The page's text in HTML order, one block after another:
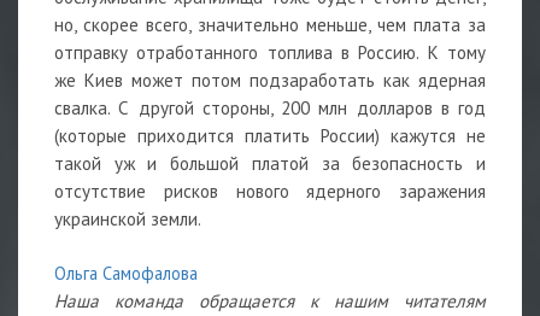
но, скорее всего, значительно меньше, чем плата за
отправку отработанного топлива в Россию. К тому
же Киев может потом подзаработать как ядерная
свалка. С другой стороны, 200 млн долларов в год
(которые приходится платить России) кажутся не
такой уж и большой платой за безопасность и
отсутствие рисков нового ядерного заражения
украинской земли.
Ольга Самофалова
Наша команда обращается к нашим читателям